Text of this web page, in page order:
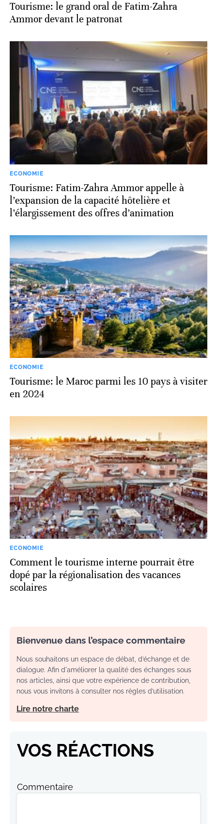
Tourisme: le grand oral de Fatim-Zahra
Ammor devant le patronat
ECONOMIE
Tourisme: Fatim-Zahra Ammor appelle à
l’expansion de la capacité hôtelière et
l’élargissement des offres d’animation
ECONOMIE
Tourisme: le Maroc parmi les 10 pays à visiter
en 2024
ECONOMIE
Comment le tourisme interne pourrait être
dopé par la régionalisation des vacances
scolaires
Bienvenue dans l’espace commentaire
Nous souhaitons un espace de débat, d’échange et de
dialogue. Afin d'améliorer la qualité des échanges sous
nos articles, ainsi que votre expérience de contribution,
nous vous invitons à consulter nos règles d’utilisation.
Lire notre charte
VOS RÉACTIONS
Commentaire